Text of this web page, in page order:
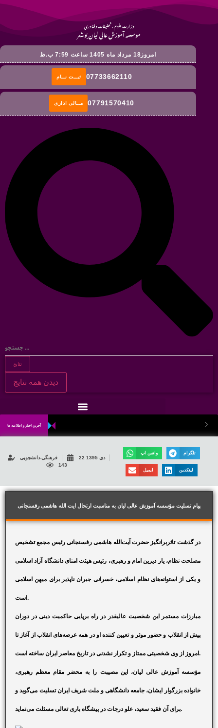
وزارت علوم ، تحقیقات و فناوری
موسسه آموزش عالی لیان بوشهر
امروز18 مرداد ماه 1405 ساعت 7:59 ب.ظ
07733662110 ثبــت نــام
07791570410 مــالی اداری
نتایج
دیدن همه نتایج
آخرین اخبار و اطلاعیه ها
فرهنگی-دانشجویی
22 دی 1395
143
واتس اپ تلگرام
ایمیل لینکدین
پیام تسلیت مؤسسه آموزش عالی لیان به مناسبت ارتحال ایت الله هاشمی رفسنجانی
در گذشت تاثربرانگیز حضرت آیت‌الله هاشمی رفسنجانی رئیس مجمع تشخیص
مصلحت نظام، یار دیرین امام و رهبری، رئیس هیئت امنای دانشگاه آزاد اسلامی
و یکی از استوانه‌های نظام اسلامی، خسرانی جبران ناپذیر برای میهن اسلامی
است.
مبارزات مستمر این شخصیت عالیقدر در راه برپایی حاکمیت دینی در دوران
پیش از انقلاب و حضور موثر و تعیین کننده او در همه عرصه‌های انقلاب از آغاز تا
امروز از وی شخصیتی ممتاز و تکرار نشدنی در تاریخ معاصر ایران ساخته است.
مؤسسه آموزش عالی لیان، این مصیبت را به محضر مقام معظم رهبری،
خانواده بزرگوار ایشان، جامعه دانشگاهی و ملت شریف ایران تسلیت می‌گوید و
برای آن فقید سعید، علو درجات در پیشگاه باری تعالی مسئلت می‌نماید.